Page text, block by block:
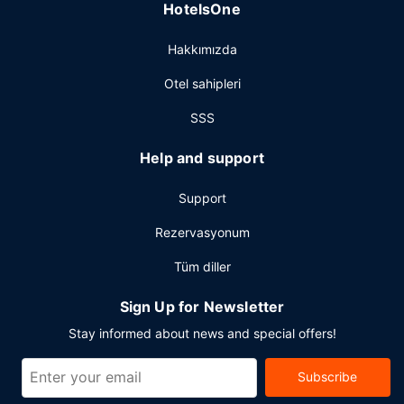
HotelsOne
Hakkımızda
Otel sahipleri
SSS
Help and support
Support
Rezervasyonum
Tüm diller
Sign Up for Newsletter
Stay informed about news and special offers!
Subscribe